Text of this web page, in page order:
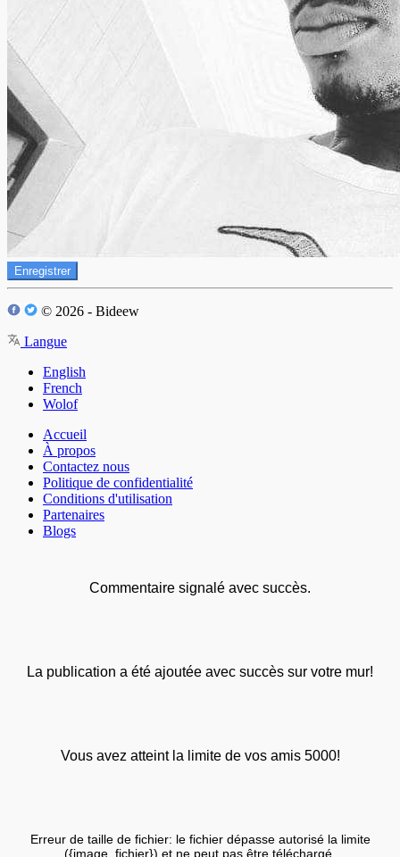
Enregistrer
© 2026 - Bideew
Langue
English
French
Wolof
Accueil
À propos
Contactez nous
Politique de confidentialité
Conditions d'utilisation
Partenaires
Blogs
Commentaire signalé avec succès.
La publication a été ajoutée avec succès sur votre mur!
Vous avez atteint la limite de vos amis 5000!
Erreur de taille de fichier: le fichier dépasse autorisé la limite
({image_fichier}) et ne peut pas être téléchargé.